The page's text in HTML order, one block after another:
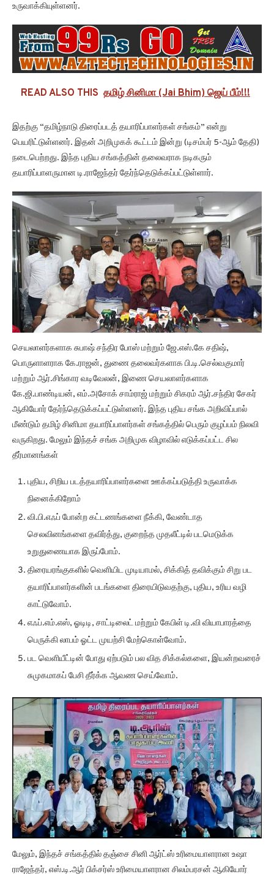
உருவாக்கியுள்ளனர்.
READ ALSO THIS தமிழ் சினிமா (Jai Bhim) ஜெய் பீம்!!!
இதற்கு “தமிழ்நாடு திரைப்படத் தயாரிப்பாளர்கள் சங்கம்” என்று
பெயரிட்டுள்ளனர். இதன் அறிமுகக் கூட்டம் இன்று (டிசம்பர் 5-ஆம் தேதி)
நடைபெற்றது. இந்த புதிய சங்கத்தின் தலைவராக நடிகரும்
தயாரிப்பாளருமான டி.ராஜேந்தர் தேர்ந்தெடுக்கப்பட்டுள்ளார்.
செயலாளர்களாக சுபாஷ் சந்திர போஸ் மற்றும் ஜே.எஸ்.கே சதிஷ்,
பொருளாளராக கே.ராஜன், துணை தலைவர்களாக பி.டி.செல்வகுமார்
மற்றும் ஆர்.சிங்கார வடிவேலன், இணை செயலாளர்களாக
கே.ஜி.பாண்டியன், எம்.அசோக் சாம்ராஜ் மற்றும் சிகரம் ஆர்.சந்திர சேகர்
ஆகியோர் தேர்ந்தெடுக்கப்பட்டுள்ளனர். இந்த புதிய சங்க அறிவிப்பால்
மீண்டும் தமிழ் சினிமா தயாரிப்பாளர்கள் சங்கத்தில் பெரும் குழப்பம் நிலவி
வருகிறது. மேலும் இந்தச் சங்க அறிமுக விழாவில் எடுக்கப்பட்ட சில
தீர்மானங்கள்
புதிய, சிறிய படத்தயாரிப்பாளர்களை ஊக்கப்படுத்தி உருவாக்க
நினைக்கிறோம்
வி.பி.எஃப் போன்ற கட்டணங்களை நீக்கி, வேண்டாத
செலவினங்களை தவிர்த்து, குறைந்த முதலீட்டில் படமெடுக்க
உறுதுணையாக இருப்போம்.
திரையரங்குகளில் வெளியிட முடியாமல், சிக்கித் தவிக்கும் சிறு பட
தயாரிப்பாளர்களின் படங்களை திரையிடுவதற்கு, புதிய, உரிய வழி
காட்டுவோம்.
எஃப்.எம்.எஸ், ஓடிடி, சாட்டிலைட் மற்றும் கேபிள் டி.வி வியாபாரத்தை
பெருக்கி லாபம் ஓட்ட முயற்சி மேற்கொள்வோம்.
பட வெளியீட்டின் போது ஏற்படும் பல வித சிக்கல்களை, இயன்றவரைச்
சுமுகமாகப் பேசி தீர்க்க ஆவண செய்வோம்.
மேலும், இந்தச் சங்கத்தில் தஞ்சை சினி ஆர்ட்ஸ் உரிமையாளரான உஷா
ராஜேந்தர், எஸ்.டி.ஆர் பிக்சர்ஸ் உரிமையாளரான சிலம்பரசன் ஆகியோர்